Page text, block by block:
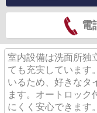
電
室内設備は洗面所独
ても充実しています
いるため、好きなタ
ます。オートロック
にくく安心できます